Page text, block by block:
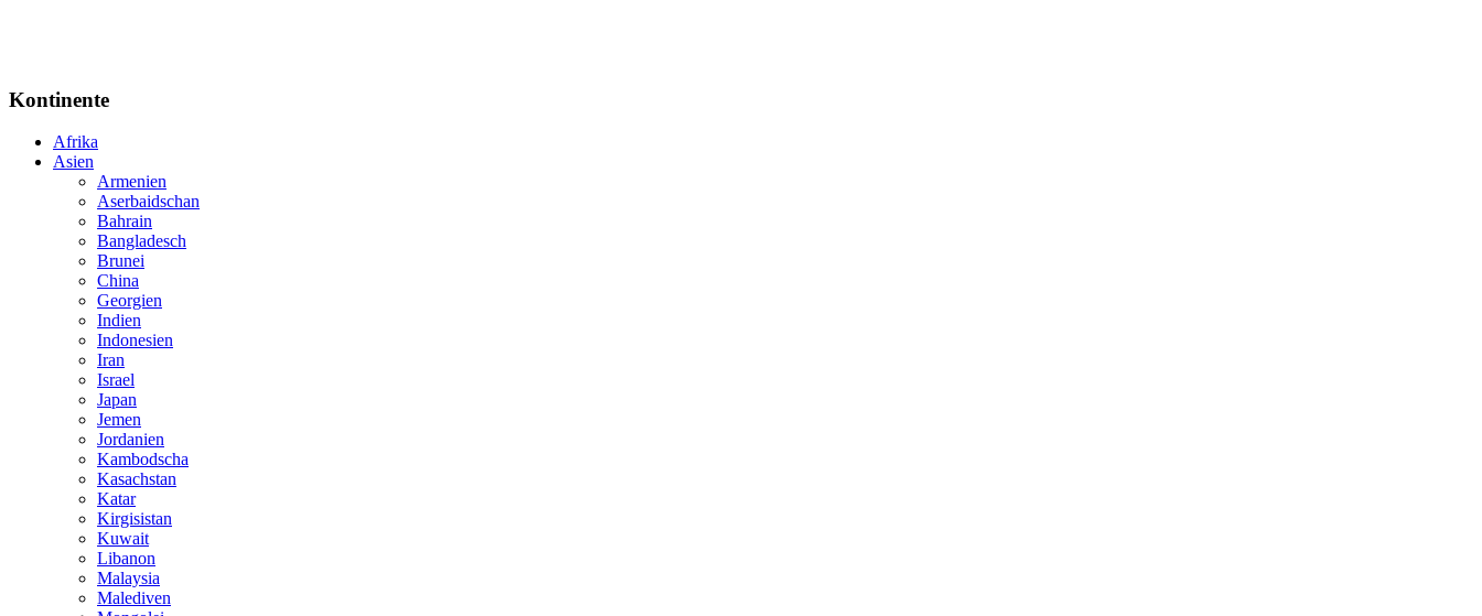
Kontinente
Afrika
Asien
Armenien
Aserbaidschan
Bahrain
Bangladesch
Brunei
China
Georgien
Indien
Indonesien
Iran
Israel
Japan
Jemen
Jordanien
Kambodscha
Kasachstan
Katar
Kirgisistan
Kuwait
Libanon
Malaysia
Malediven